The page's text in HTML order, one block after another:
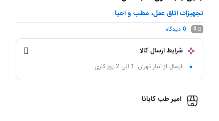
تجهیزات اتاق عمل، مطب و احیا
0
0 دیدگاه
شرایط ارسال کالا
ارسال از انبار تهران: 1 الی 2 روز کاری
امیر طب کابانا